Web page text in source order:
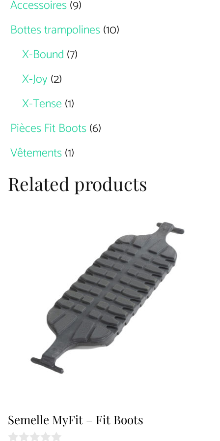
Accessoires(9)
Bottes trampolines(10)
X-Bound (7)
X-Joy (2)
X-Tense (1)
Pièces Fit Boots(6)
Vêtements(1)
Related products
Semelle MyFit – Fit Boots